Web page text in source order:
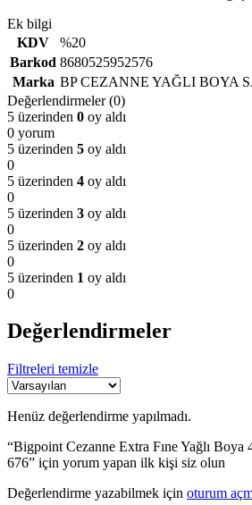
Ek bilgi
KDV
%20
Barkod 8680525952576
Marka BP CEZANNE YAĞLI BOYA
Değerlendirmeler (0)
5 üzerinden 0 oy aldı
0 yorum
5 üzerinden 5 oy aldı
0
5 üzerinden 4 oy aldı
0
5 üzerinden 3 oy aldı
0
5 üzerinden 2 oy aldı
0
5 üzerinden 1 oy aldı
0
Değerlendirmeler
Filtreleri temizle
Henüz değerlendirme yapılmadı.
“Bigpoint Cezanne Extra Fıne Yağlı
676” için yorum yapan ilk kişi siz olun
Değerlendirme yazabilmek için oturum